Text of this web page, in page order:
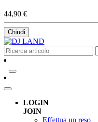
44,90 €
Chiudi
LOGIN
JOIN
Effettua un reso